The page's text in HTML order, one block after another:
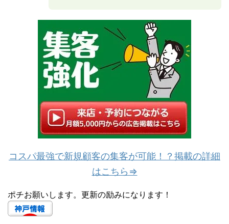
コスパ最強で新規顧客の集客が可能！？掲載の詳細
はこちら⇒
ポチお願いします。更新の励みになります！